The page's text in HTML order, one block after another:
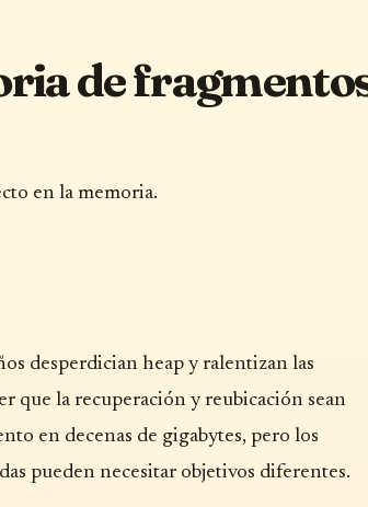
de
en la memoria.
desperdician heap y ralentizan las
que la recuperación y reubicación sean
en decenas de gigabytes, pero los
pueden necesitar objetivos diferentes.